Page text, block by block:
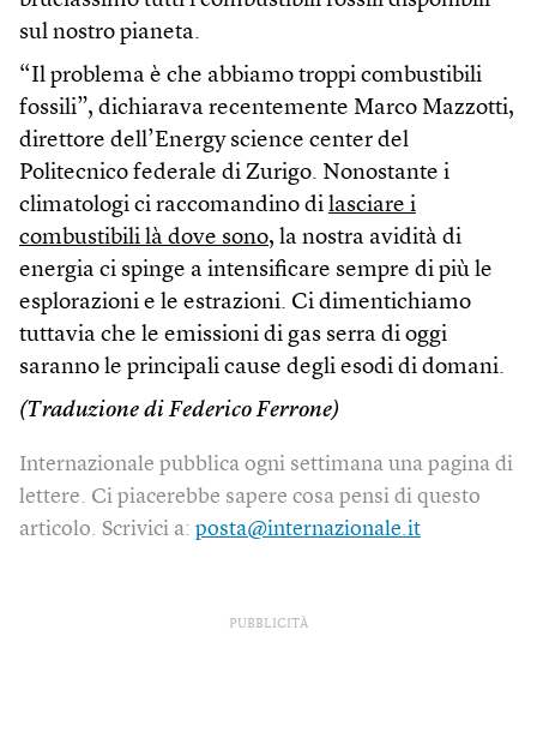
sul nostro pianeta.
“Il problema è che abbiamo troppi combustibili
fossili”, dichiarava recentemente Marco Mazzotti,
direttore dell’Energy science center del
Politecnico federale di Zurigo. Nonostante i
climatologi ci raccomandino di lasciare i
combustibili là dove sono, la nostra avidità di
energia ci spinge a intensificare sempre di più le
esplorazioni e le estrazioni. Ci dimentichiamo
tuttavia che le emissioni di gas serra di oggi
saranno le principali cause degli esodi di domani.
(Traduzione di Federico Ferrone)
Internazionale pubblica ogni settimana una pagina di
lettere. Ci piacerebbe sapere cosa pensi di questo
articolo. Scrivici a: posta@internazionale.it
PUBBLICITÀ